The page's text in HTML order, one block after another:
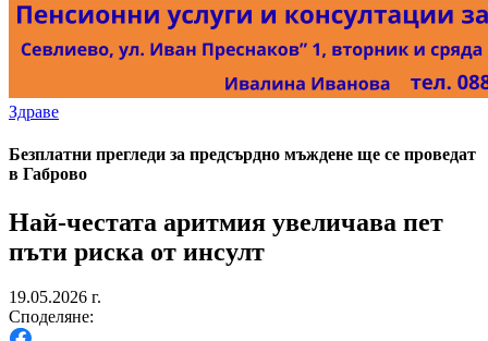
Здраве
Безплатни прегледи за предсърдно мъждене ще се проведат
в Габрово
Най-честата аритмия увеличава пет
пъти риска от инсулт
19.05.2026 г.
Споделяне: